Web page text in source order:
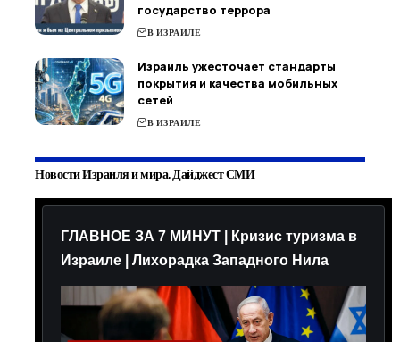
государство террора
В ИЗРАИЛЕ
Израиль ужесточает стандарты
покрытия и качества мобильных
сетей
В ИЗРАИЛЕ
Новости Израиля и мира. Дайджест СМИ